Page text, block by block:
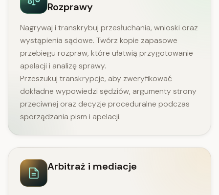
Rozprawy
Nagrywaj i transkrybuj przesłuchania, wnioski oraz
wystąpienia sądowe. Twórz kopie zapasowe
przebiegu rozpraw, które ułatwią przygotowanie
apelacji i analizę sprawy.
Przeszukuj transkrypcje, aby zweryfikować
dokładne wypowiedzi sędziów, argumenty strony
przeciwnej oraz decyzje proceduralne podczas
sporządzania pism i apelacji.
Arbitraż i mediacje